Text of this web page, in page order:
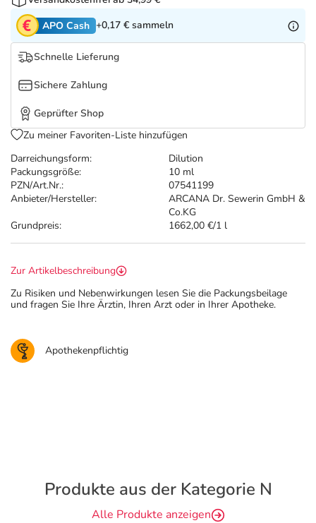
Tierapotheke
Vitamine & Mineralstoffe
Marken
Salus Deals
Darreichungsform:
Dilution
Packungsgröße:
10 ml
PZN/Art.Nr.:
07541199
Anbieter/Hersteller:
ARCANA Dr. Sewerin GmbH &
Co.KG
Grundpreis:
1662,00 €/1 l
APO Cash +0,17 € sammeln
Schnelle Lieferung
Sichere Zahlung
Geprüfter Shop
Zu meiner Favoriten-Liste hinzufügen
Zur Artikelbeschreibung
Zu Risiken und Nebenwirkungen lesen Sie die Packungsbeilage
und fragen Sie Ihre Ärztin, Ihren Arzt oder in Ihrer Apotheke.
Apothekenpflichtig
Produkte aus der Kategorie N
Alle Produkte anzeigen